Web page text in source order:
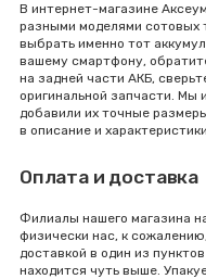
В интернет-магазине
разными моделями сотовых
выбрать именно тот
вашему смартфону,
на задней части АКБ,
оригинальной запчасти. Мы
добавили их точные
в описание и
Оплата и доставка
Филиалы нашего магазина
физически нас, к
доставкой в один из
находится чуть выше.